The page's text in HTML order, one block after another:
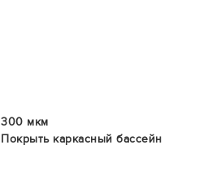
300 мкм
Покрыть каркасный бассейн